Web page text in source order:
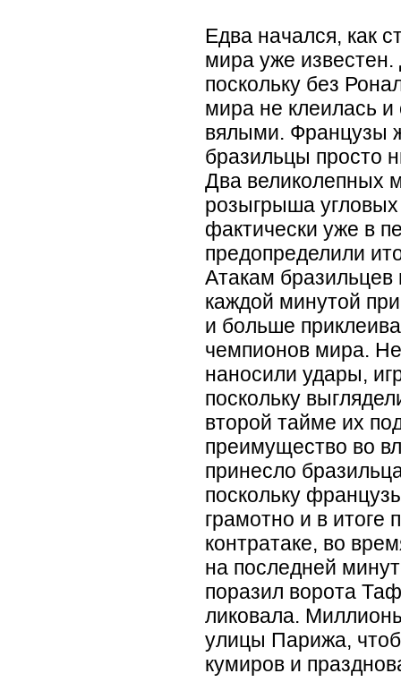
Едва начался, как
мира уже
поскольку без
мира не клеилась
вялыми. Французы
бразильцы просто
Два великолепных
розыгрыша
фактически уже в
предопределили
Атакам бразильцев
каждой минутой
и больше
чемпионов мира.
наносили удары,
поскольку
второй тайме их
преимущество во
принесло
поскольку
грамотно и в итоге
контратаке, во
на последней
поразил ворота
ликовала.
улицы Парижа,
кумиров и